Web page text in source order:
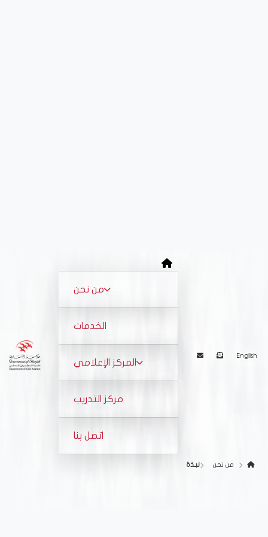
من نحن
الهيكل التنظيمي
الخدمات
المركز الإعلامي
معرض الصور
مركز التدريب
اتصل بنا
English
من نحن نبـذة